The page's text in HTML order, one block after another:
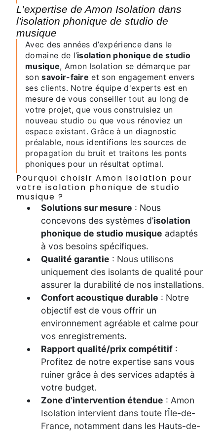
L’expertise de Amon Isolation dans
l'isolation phonique de studio de
musique
Avec des années d’expérience dans le
domaine de l’isolation phonique de studio
musique, Amon Isolation se démarque par
sonsavoir-faire et son engagement envers
ses clients. Notre équipe d'experts est en
mesure de vous conseiller tout au long de
votre projet, que vous construisiez un
nouveau studio ou que vous rénoviez un
espace existant. Grâce à un diagnostic
préalable, nous identifions les sources de
propagation du bruit et traitons les ponts
phoniques pour un résultat optimal.
Pourquoi choisir Amon Isolation pour
votre isolation phonique de studio
musique ?
Solutions sur mesure : Nous
concevons des systèmes d’isolation
phonique de studio musique adaptés
à vos besoins spécifiques.
Qualité garantie : Nous utilisons
uniquement des isolants de qualité pour
assurer la durabilité de nos installations.
Confort acoustique durable : Notre
objectif est de vous offrir un
environnement agréable et calme pour
vos enregistrements.
Rapport qualité/prix compétitif :
Profitez de notre expertise sans vous
ruiner grâce à des services adaptés à
votre budget.
Zone d’intervention étendue : Amon
Isolation intervient dans toute l’Île-de-
France, notamment dans les Hauts-de-